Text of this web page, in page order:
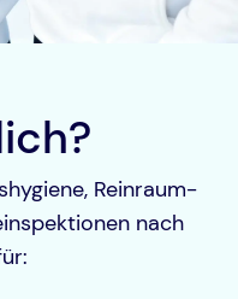
Reinraum-
nach